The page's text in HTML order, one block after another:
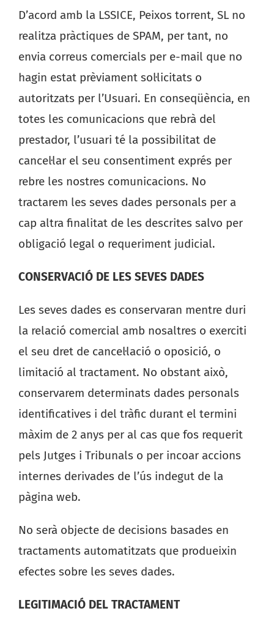
D’acord amb la LSSICE, Peixos torrent, SL no
realitza pràctiques de SPAM, per tant, no
envia correus comercials per e-mail que no
hagin estat prèviament sol·licitats o
autoritzats per l’Usuari. En conseqüència, en
totes les comunicacions que rebrà del
prestador, l’usuari té la possibilitat de
cancel·lar el seu consentiment exprés per
rebre les nostres comunicacions. No
tractarem les seves dades personals per a
cap altra finalitat de les descrites salvo per
obligació legal o requeriment judicial.
CONSERVACIÓ DE LES SEVES DADES
Les seves dades es conservaran mentre duri
la relació comercial amb nosaltres o exerciti
el seu dret de cancel·lació o oposició, o
limitació al tractament. No obstant això,
conservarem determinats dades personals
identificatives i del tràfic durant el termini
màxim de 2 anys per al cas que fos requerit
pels Jutges i Tribunals o per incoar accions
internes derivades de l’ús indegut de la
pàgina web.
No serà objecte de decisions basades en
tractaments automatitzats que produeixin
efectes sobre les seves dades.
LEGITIMACIÓ DEL TRACTAMENT